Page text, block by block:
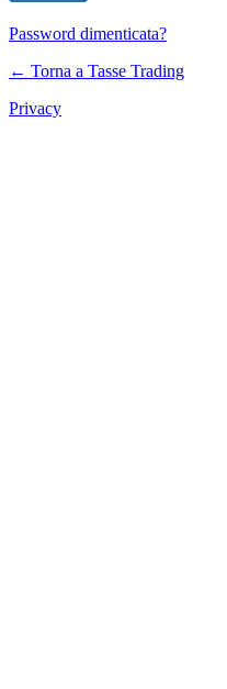
Password dimenticata?
← Torna a Tasse Trading
Privacy